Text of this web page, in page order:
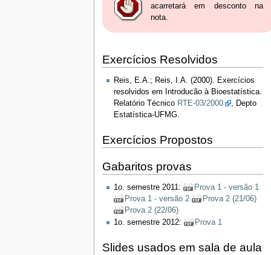
acarretará em desconto na
nota.
Exercícios Resolvidos
Reis, E.A.; Reis, I.A. (2000). Exercícios
resolvidos em Introducão à Bioestatística.
Relatório Técnico RTE-03/2000
, Depto
Estatística-UFMG.
Exercícios Propostos
Gabaritos provas
1o. semestre 2011:
Prova 1 - versão 1
Prova 1 - versão 2
Prova 2 (21/06)
Prova 2 (22/06)
1o. semestre 2012:
Prova 1
Slides usados em sala de aula